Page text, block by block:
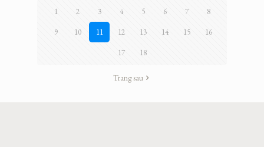
1 2 3 4 5 6 7 8
9 10 11 12 13 14 15 16
17 18
Trang sau